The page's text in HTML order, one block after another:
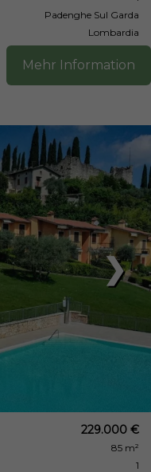
Padenghe Sul Garda
Lombardia
Mehr Information
❯
229.000 €
85 m²
1